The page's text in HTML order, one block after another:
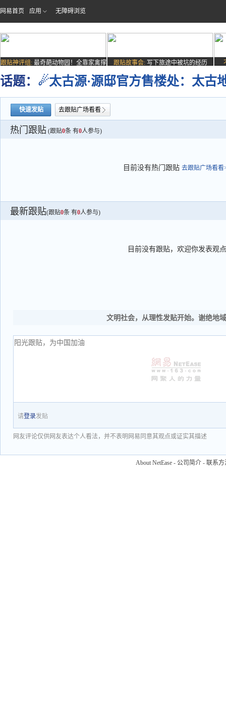
网易首页 应用 无障碍浏览
跟贴神评组: 最奇葩动物园！全靠家禽撑
场子
跟贴故事会: 写下旅途中被坑的经历
话题： ☄太古源·源邸官方售楼处：太古
快速发贴 去跟贴广场看看
热门跟贴 (跟贴0条 有0人参与)
目前没有热门跟贴 去跟贴广场看看
最新跟贴(跟贴0条 有0人参与)
目前没有跟贴，欢迎你发表观点
文明社会，从理性发贴开始。谢绝地
请登录发贴
网友评论仅供网友表达个人看法，并不表明网易同意其观点或证实其描述
About NetEase - 公司简介 - 联系方